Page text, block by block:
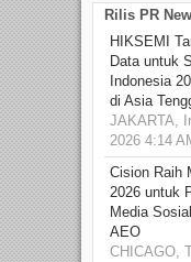
Rilis PR
HIKSEMI
Data untuk
Indonesia
di Asia
JAKARTA,
2026 4:14
Cision Raih
2026 untuk
Media
AEO
CHICAGO,